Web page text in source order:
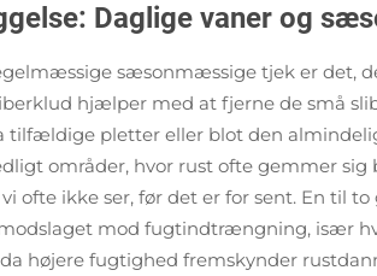
Daglige vaner og
sæsonmæssige tjek er det,
hjælper med at fjerne de små
pletter eller blot den
områder, hvor rust ofte gemmer
ofte ikke ser, før det er for sent. En til
mod fugtindtrængning, især
højere fugtighed fremskynder